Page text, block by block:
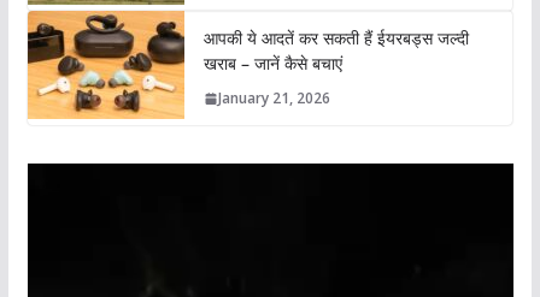
आपकी ये आदतें कर सकती हैं ईयरबड्स जल्दी
खराब – जानें कैसे बचाएं
January 21, 2026